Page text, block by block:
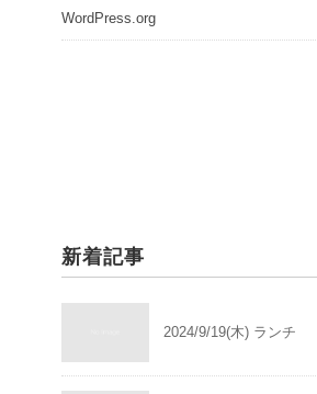
WordPress.org
新着記事
2024/9/19(木) ランチ